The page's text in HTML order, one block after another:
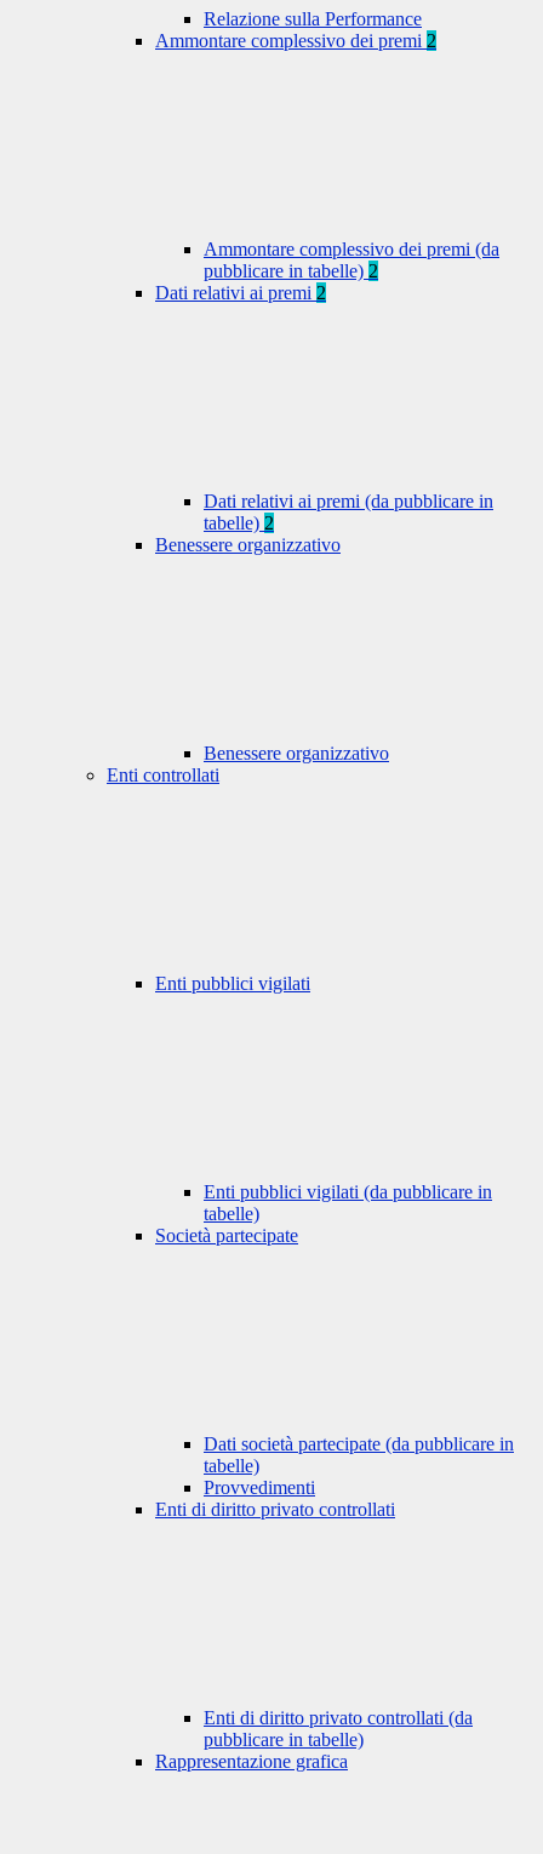
Relazione sulla Performance
Ammontare complessivo dei premi 2
Ammontare complessivo dei premi (da
pubblicare in tabelle) 2
Dati relativi ai premi 2
Dati relativi ai premi (da pubblicare in
tabelle) 2
Benessere organizzativo
Benessere organizzativo
Enti controllati
Enti pubblici vigilati
Enti pubblici vigilati (da pubblicare in
tabelle)
Società partecipate
Dati società partecipate (da pubblicare in
tabelle)
Provvedimenti
Enti di diritto privato controllati
Enti di diritto privato controllati (da
pubblicare in tabelle)
Rappresentazione grafica